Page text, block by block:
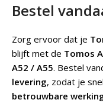
Bestel
Zorg ervoor dat je
blijft met de Tomos
A52 / A55. Bestel
levering, zodat je
betrouwbare